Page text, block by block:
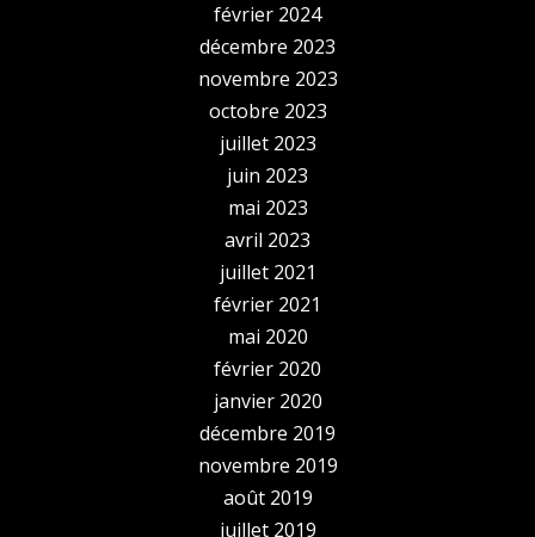
février 2024
décembre 2023
novembre 2023
octobre 2023
juillet 2023
juin 2023
mai 2023
avril 2023
juillet 2021
février 2021
mai 2020
février 2020
janvier 2020
décembre 2019
novembre 2019
août 2019
juillet 2019